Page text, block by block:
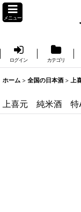
メニュー
ログイン カテゴリ
ホーム > 全国の日本酒 > 上
上喜元 純米酒 特